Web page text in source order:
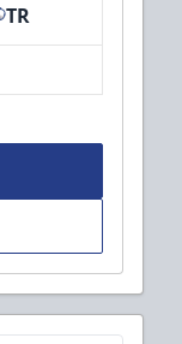
TR